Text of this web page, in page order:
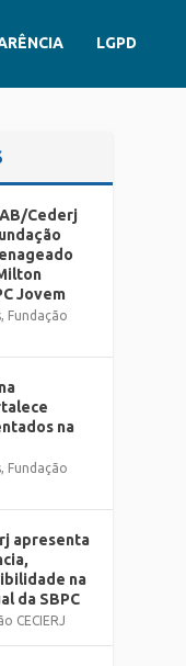
LGPD
Cederj
Jovem
, Fundação
na
, Fundação
apresenta
na
da SBPC
CECIERJ